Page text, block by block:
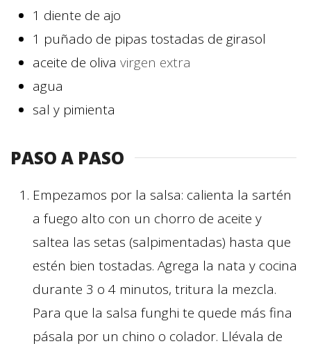
1 diente de ajo
1 puñado de pipas tostadas de girasol
aceite de oliva virgen extra
agua
sal y pimienta
PASO A PASO
Empezamos por la salsa: calienta la sartén
a fuego alto con un chorro de aceite y
saltea las setas (salpimentadas) hasta que
estén bien tostadas. Agrega la nata y cocina
durante 3 o 4 minutos, tritura la mezcla.
Para que la salsa funghi te quede más fina
pásala por un chino o colador. Llévala de